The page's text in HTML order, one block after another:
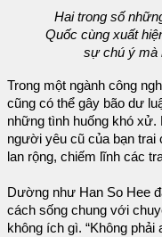
Hai trong số
Quốc cùng xuất
sự chú ý mà
Trong một ngành công
cũng có thể gây bão dư
những tình huống khó xử.
người yêu cũ của bạn trai
lan rộng, chiếm lĩnh các
Dường như Han So Hee
cách sống chung với
không ích gì. “Không